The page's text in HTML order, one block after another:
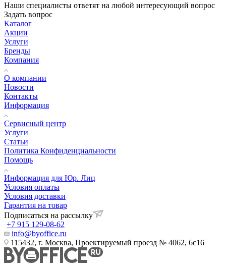
Наши специалисты ответят на любой интересующий вопрос
Задать вопрос
Каталог
Акции
Услуги
Бренды
Компания
О компании
Новости
Контакты
Информация
Сервисный центр
Услуги
Статьи
Политика Конфиденциальности
Помощь
Информация для Юр. Лиц
Условия оплаты
Условия доставки
Гарантия на товар
Подписаться на рассылку
+7 915 129-08-62
info@byoffice.ru
115432, г. Москва, Проектируемый проезд № 4062, 6с16